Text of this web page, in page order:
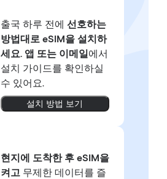
출국 하루 전에 선호하는
방법대로 eSIM을 설치하
세요. 앱 또는 이메일 에서
설치 가이드를 확인하실
수 있어요.
설치 방법 보기
현지에 도착한 후 eSIM을
켜고 무제한 데이터를 즐